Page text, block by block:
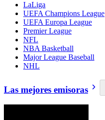
LaLiga
UEFA Champions League
UEFA Europa League
Premier League
NFL
NBA Basketball
Major League Baseball
NHL
Las mejores emisoras